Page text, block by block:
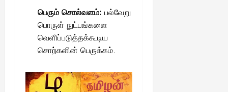
பெரும் சொல்வளம்: பல்வேறு
பொருள் நுட்பங்களை
வெளிப்படுத்தக்கூடிய
சொற்களின் பெருக்கம்.